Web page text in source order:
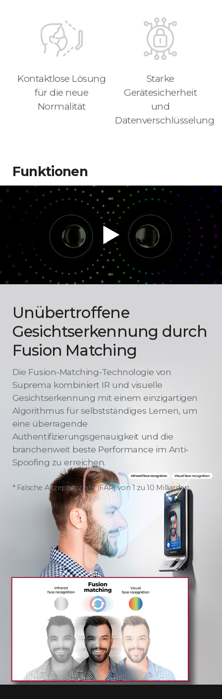
Kontaktlose Lösung
für die neue
Normalität
Starke
Gerätesicherheit
und
Datenverschlüsselung
Funktionen
Unübertroffene
Gesichtserkennung durch
Fusion Matching
Die Fusion-Matching-Technologie von
Suprema kombiniert IR und visuelle
Gesichtserkennung mit einem einzigartigen
Algorithmus für selbstständiges Lernen, um
eine überragende
Authentifizierungsgenauigkeit und die
branchenweit beste Performance im Anti-
Spoofing zu erreichen.
Falsche Akzeptanzrate (FAR) von 1 zu 10 Milliarden